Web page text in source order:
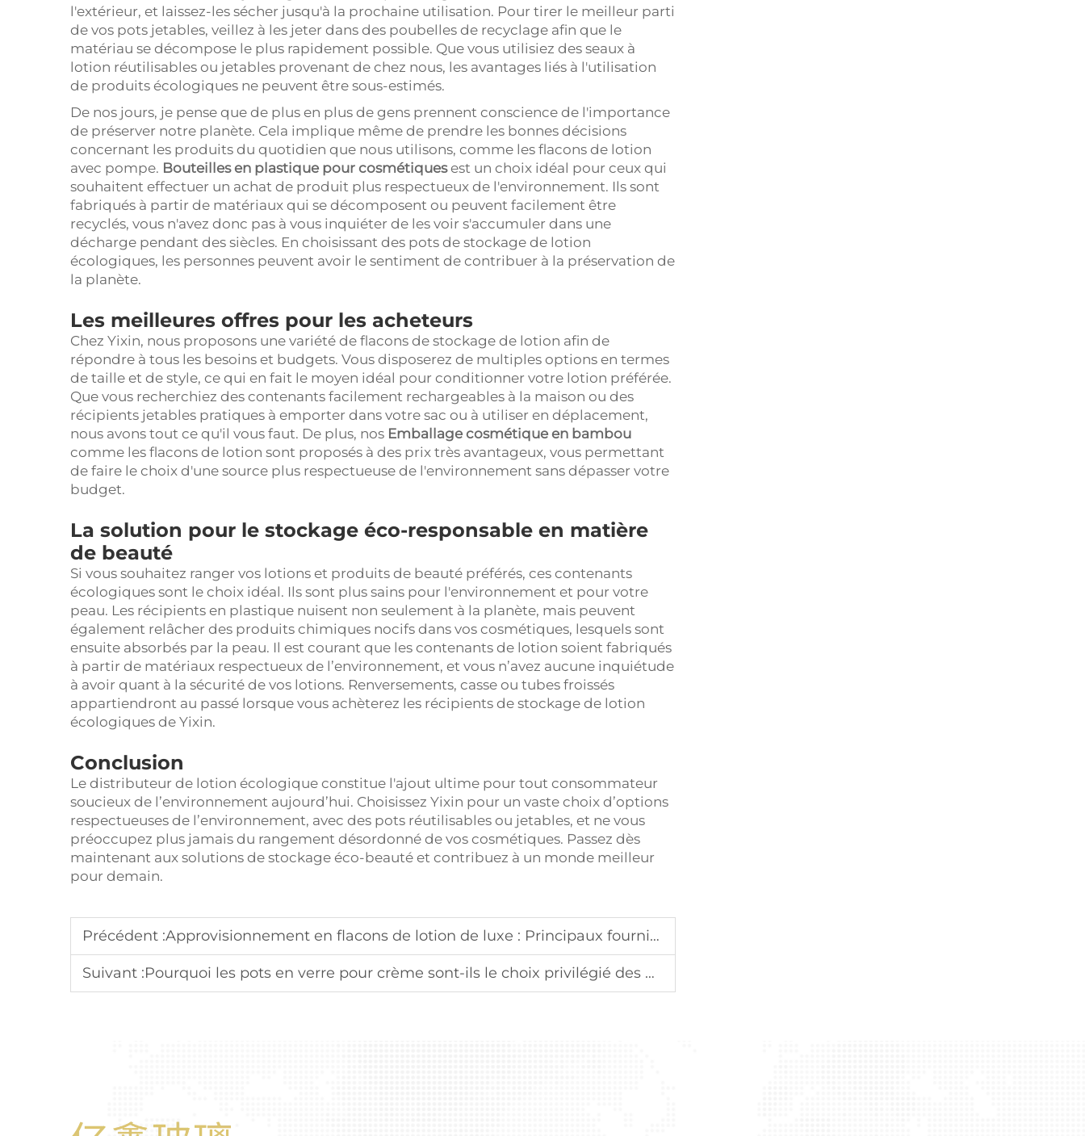
l'extérieur, et laissez-les sécher jusqu'à la prochaine utilisation. Pour tirer le meilleur parti
de vos pots jetables, veillez à les jeter dans des poubelles de recyclage afin que le
matériau se décompose le plus rapidement possible. Que vous utilisiez des seaux à
lotion réutilisables ou jetables provenant de chez nous, les avantages liés à l'utilisation
de produits écologiques ne peuvent être sous-estimés.
De nos jours, je pense que de plus en plus de gens prennent conscience de l'importance
de préserver notre planète. Cela implique même de prendre les bonnes décisions
concernant les produits du quotidien que nous utilisons, comme les flacons de lotion
avec pompe. Bouteilles en plastique pour cosmétiquesest un choix idéal pour ceux qui
souhaitent effectuer un achat de produit plus respectueux de l'environnement. Ils sont
fabriqués à partir de matériaux qui se décomposent ou peuvent facilement être
recyclés, vous n'avez donc pas à vous inquiéter de les voir s'accumuler dans une
décharge pendant des siècles. En choisissant des pots de stockage de lotion
écologiques, les personnes peuvent avoir le sentiment de contribuer à la préservation de
la planète.
Les meilleures offres pour les acheteurs
Chez Yixin, nous proposons une variété de flacons de stockage de lotion afin de
répondre à tous les besoins et budgets. Vous disposerez de multiples options en termes
de taille et de style, ce qui en fait le moyen idéal pour conditionner votre lotion préférée.
Que vous recherchiez des contenants facilement rechargeables à la maison ou des
récipients jetables pratiques à emporter dans votre sac ou à utiliser en déplacement,
nous avons tout ce qu'il vous faut. De plus, nos Emballage cosmétique en bambou
comme les flacons de lotion sont proposés à des prix très avantageux, vous permettant
de faire le choix d'une source plus respectueuse de l'environnement sans dépasser votre
budget.
La solution pour le stockage éco-responsable en matière
de beauté
Si vous souhaitez ranger vos lotions et produits de beauté préférés, ces contenants
écologiques sont le choix idéal. Ils sont plus sains pour l'environnement et pour votre
peau. Les récipients en plastique nuisent non seulement à la planète, mais peuvent
également relâcher des produits chimiques nocifs dans vos cosmétiques, lesquels sont
ensuite absorbés par la peau. Il est courant que les contenants de lotion soient fabriqués
à partir de matériaux respectueux de l’environnement, et vous n’avez aucune inquiétude
à avoir quant à la sécurité de vos lotions. Renversements, casse ou tubes froissés
appartiendront au passé lorsque vous achèterez les récipients de stockage de lotion
écologiques de Yixin.
Conclusion
Le distributeur de lotion écologique constitue l'ajout ultime pour tout consommateur
soucieux de l’environnement aujourd’hui. Choisissez Yixin pour un vaste choix d’options
respectueuses de l’environnement, avec des pots réutilisables ou jetables, et ne vous
préoccupez plus jamais du rangement désordonné de vos cosmétiques. Passez dès
maintenant aux solutions de stockage éco-beauté et contribuez à un monde meilleur
pour demain.
Précédent :Approvisionnement en flacons de lotion de luxe : Principaux fournisseurs et exigences de personnalisation pour les marques haut de gamme
Suivant :Pourquoi les pots en verre pour crème sont-ils le choix privilégié des marques haut de gamme de soins de la peau ?